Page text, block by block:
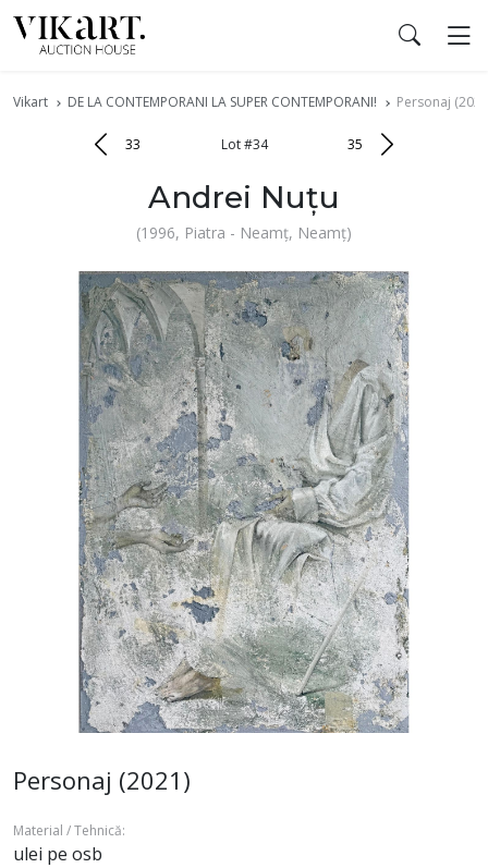
Vikart DE LA CONTEMPORANI LA SUPER CONTEMPORANI! Personaj
33 Lot #34 35
Andrei Nuțu
(1996, Piatra - Neamț, Neamț)
Personaj (2021)
Material / Tehnică:
ulei pe osb